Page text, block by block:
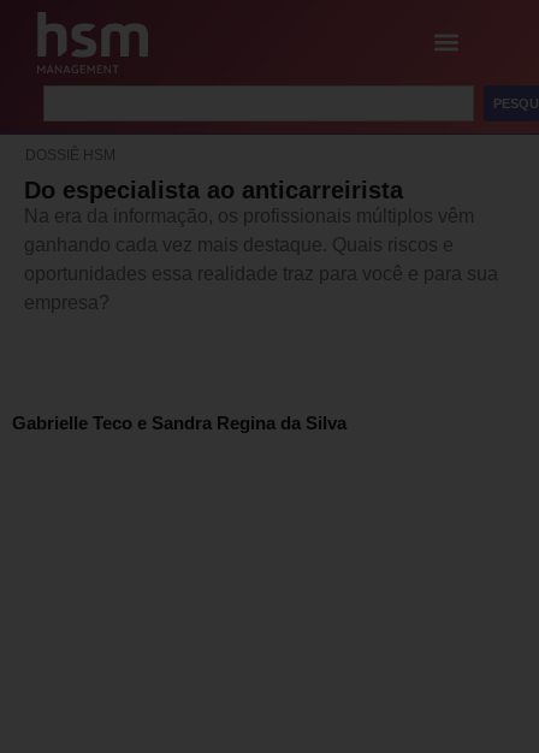
DOSSIÊ HSM
Do especialista ao anticarreirista
Na era da informação, os profissionais múltiplos vêm
ganhando cada vez mais destaque. Quais riscos e
oportunidades essa realidade traz para você e para sua
empresa?
Gabrielle Teco e Sandra Regina da Silva